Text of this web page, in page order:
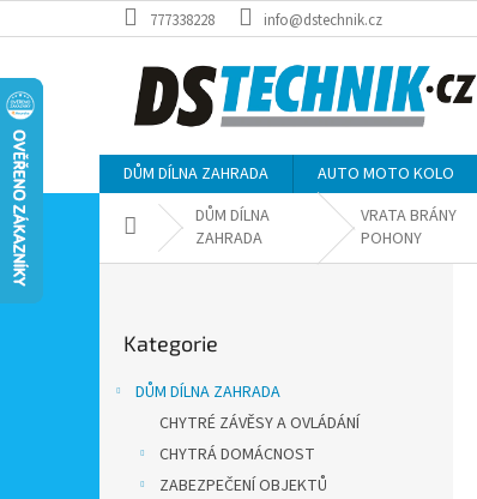
na
777338228 info@dstechnik.cz
DŮM DÍLNA ZAHRADA AUTO MOTO KOLO
Domů DŮM DÍLNA
ZAHRADA
VRATA BRÁNY
POHONY
kategorie
Kategorie
DŮM DÍLNA ZAHRADA
CHYTRÉ ZÁVĚSY A OVLÁDÁNÍ
CHYTRÁ DOMÁCNOST
ZABEZPEČENÍ OBJEKTŮ